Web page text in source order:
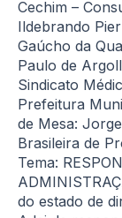
Cechim –
Ildebrando
Gaúcho da
Paulo de
Sindicato
Prefeitura
de Mesa:
Brasileira de
Tema:
do estado de